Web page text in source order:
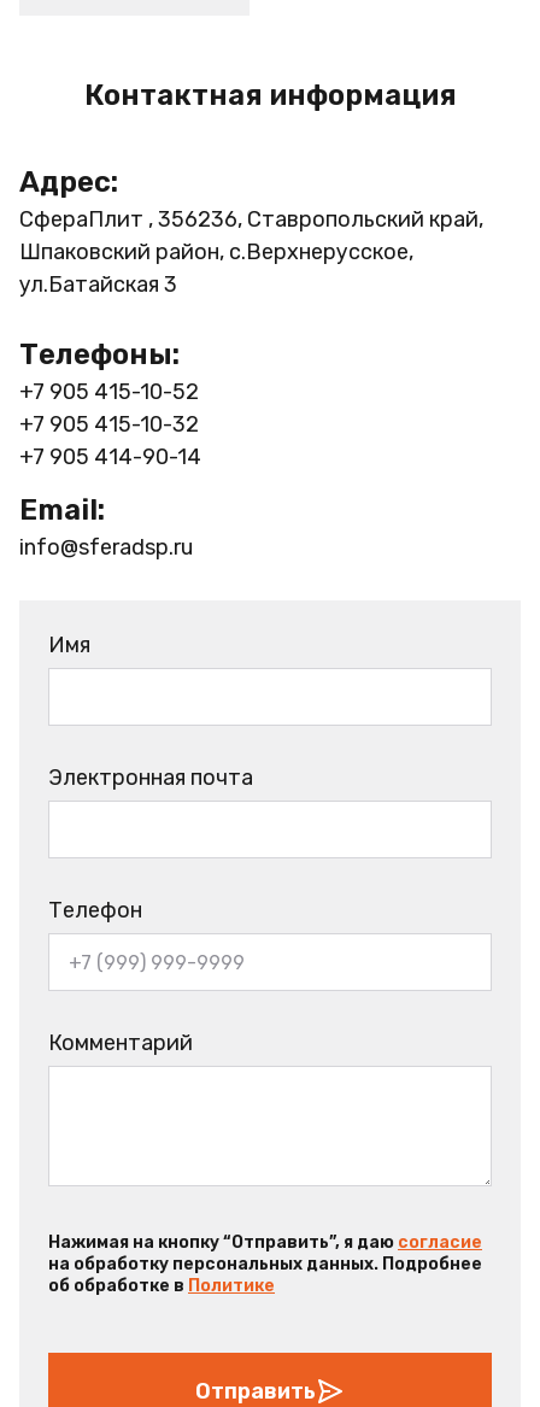
Контактная информация
Адрес:
СфераПлит , 356236, Ставропольский край,
Шпаковский район, с.Верхнерусское,
ул.Батайская 3
Телефоны:
+7 905 415-10-52
+7 905 415-10-32
+7 905 414-90-14
Email:
info@sferadsp.ru
Имя
Электронная почта
Телефон
Комментарий
Нажимая на кнопку “Отправить”, я даю согласие
на обработку персональных данных. Подробнее
об обработке в Политике
Отправить